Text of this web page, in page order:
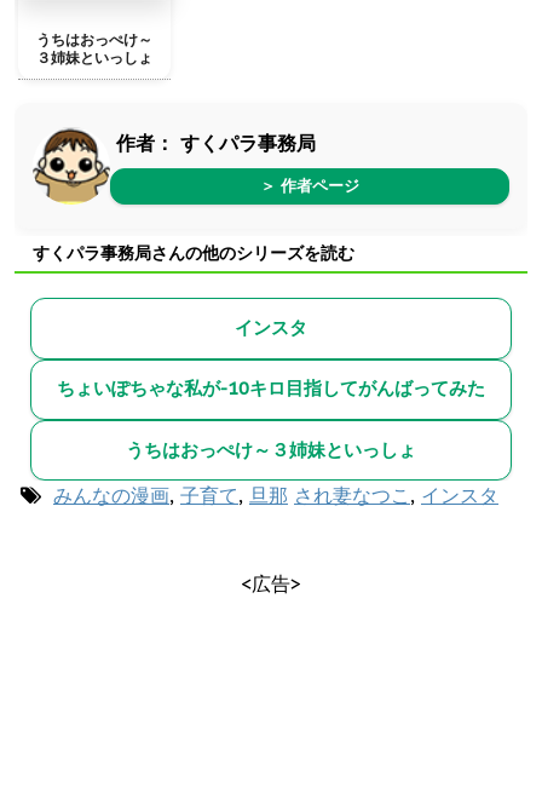
うちはおっぺけ～
３姉妹といっしょ
作者： すくパラ事務局
＞ 作者ページ
すくパラ事務局さんの他のシリーズを読む
インスタ
ちょいぽちゃな私が-10キロ目指してがんばってみた
うちはおっぺけ～３姉妹といっしょ
みんなの漫画, 子育て, 旦那 され妻なつこ , インスタ
<広告>